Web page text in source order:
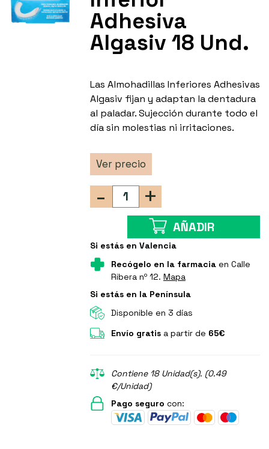
Adhesiva
Algasiv 18 Und.
Las Almohadillas Inferiores Adhesivas
Algasiv fijan y adaptan la dentadura
al paladar. Sujección durante todo el
día sin molestias ni irritaciones.
Ver precio
+
-
AÑADIR
Si estás en Valencia
Recógelo en la farmaciaen Calle
Ribera nº 12. Mapa
Si estás en la Península
Disponible en 3 días
Envío gratisa partir de 65€
Contiene 18 Unidad(s). (0.49
€/Unidad)
Pago seguro con: